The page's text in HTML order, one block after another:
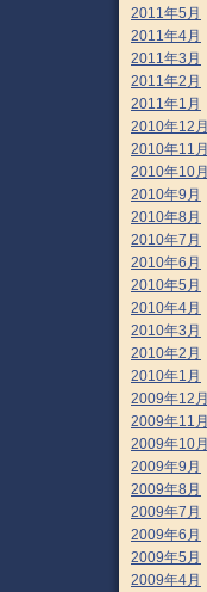
2011年5月
2011年4月
2011年3月
2011年2月
2011年1月
2010年12月
2010年11月
2010年10月
2010年9月
2010年8月
2010年7月
2010年6月
2010年5月
2010年4月
2010年3月
2010年2月
2010年1月
2009年12月
2009年11月
2009年10月
2009年9月
2009年8月
2009年7月
2009年6月
2009年5月
2009年4月